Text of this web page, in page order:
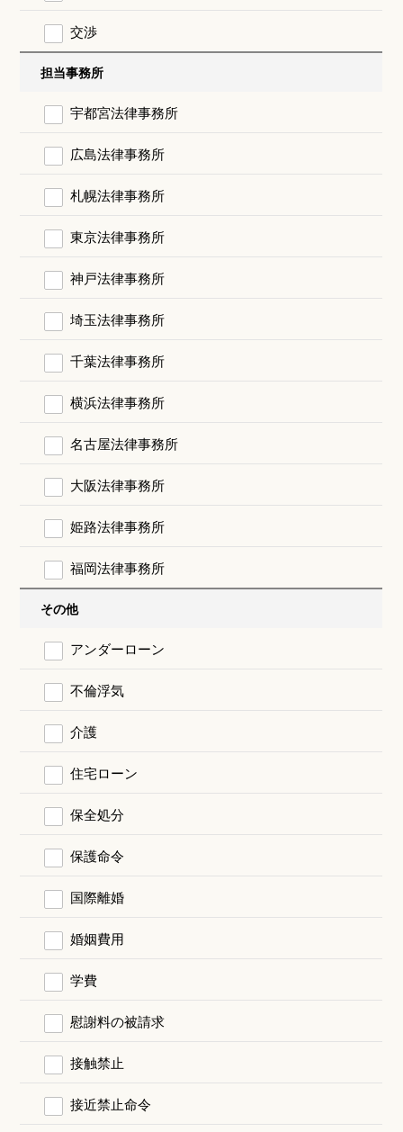
交渉
担当事務所
宇都宮法律事務所
広島法律事務所
札幌法律事務所
東京法律事務所
神戸法律事務所
埼玉法律事務所
千葉法律事務所
横浜法律事務所
名古屋法律事務所
大阪法律事務所
姫路法律事務所
福岡法律事務所
その他
アンダーローン
不倫浮気
介護
住宅ローン
保全処分
保護命令
国際離婚
婚姻費用
学費
慰謝料の被請求
接触禁止
接近禁止命令